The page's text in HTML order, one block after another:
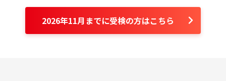
2026年11月までに受検の方はこちら